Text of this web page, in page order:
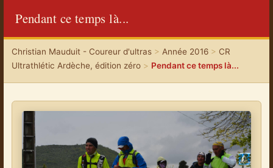
Pendant ce temps là...
Christian Mauduit - Coureur d'ultras> Année 2016> CR
Ultrathlétic Ardèche, édition zéro> Pendant ce temps là...